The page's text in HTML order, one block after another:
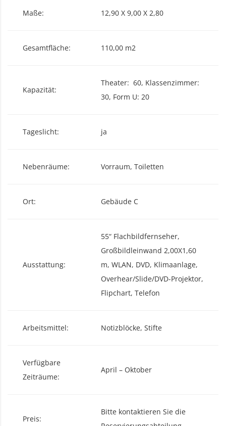
Maße: 12,90 X 9,00 X 2,80
Gesamtfläche: 110,00 m2
Kapazität:
Theater: 60, Klassenzimmer:
30, Form U: 20
Tageslicht: ja
Nebenräume: Vorraum, Toiletten
Ort: Gebäude C
Ausstattung:
55“ Flachbildfernseher,
Großbildleinwand 2,00X1,60
m, WLAN, DVD, Klimaanlage,
Overhear/Slide/DVD-Projektor,
Flipchart, Telefon
Arbeitsmittel: Notizblöcke, Stifte
Verfügbare
Zeiträume:
April – Oktober
Preis:
Bitte kontaktieren Sie die